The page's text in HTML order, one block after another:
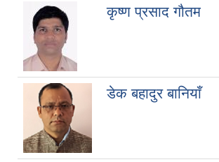
कृष्ण प्रसाद गौतम
डेक बहादुर बानियाँ